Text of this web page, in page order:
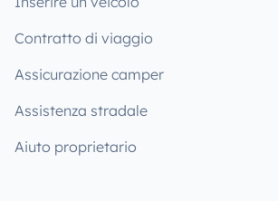
Contratto di viaggio
Assicurazione camper
Assistenza stradale
Aiuto proprietario